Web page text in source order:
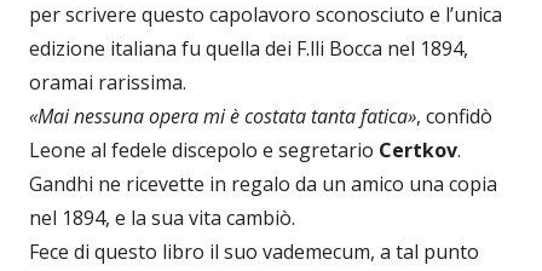
per scrivere questo capolavoro sconosciuto e l’unica
edizione italiana fu quella dei F.lli Bocca nel 1894,
oramai rarissima.
«Mai nessuna opera mi è costata tanta fatica», confidò
Leone al fedele discepolo e segretario Certkov.
Gandhi ne ricevette in regalo da un amico una copia
nel 1894, e la sua vita cambiò.
Fece di questo libro il suo vademecum, a tal punto